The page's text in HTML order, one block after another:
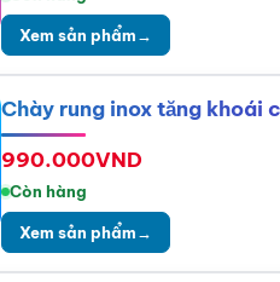
Xem sản phẩm→
Chày rung inox tăng khoái
990.000VND
Còn hàng
Xem sản phẩm→